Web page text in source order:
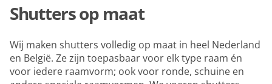
Shutters op maat
Wij maken shutters volledig op maat in heel Nederland
en België. Ze zijn toepasbaar voor elk type raam én
voor iedere raamvorm; ook voor ronde, schuine en